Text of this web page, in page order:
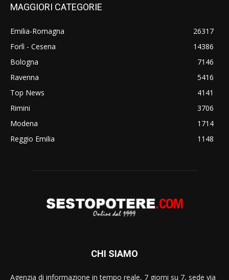
MAGGIORI CATEGORIE
Emilia-Romagna
26317
Forlì - Cesena
14386
Bologna
7146
Ravenna
5416
Top News
4141
Rimini
3706
Modena
1714
Reggio Emilia
1148
CHI SIAMO
Agenzia di informazione in tempo reale, 7 giorni su 7, sede via